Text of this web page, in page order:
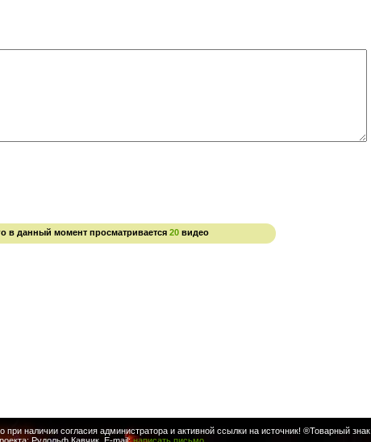
в данный момент просматривается 20видео
наличии согласия администратора и активной ссылки на источник! ®Товарный знак